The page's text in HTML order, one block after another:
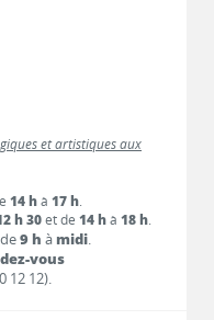
et artistiques aux
14 hà 17 h.
h 30et de 14 hà 18 h.
9 h à midi.
vous
12 12).